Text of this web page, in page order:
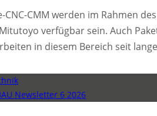
CNC-CMM werden im Rahmen
verfügbar sein. Auch
in diesem Bereich seit
Newsletter 6 2026